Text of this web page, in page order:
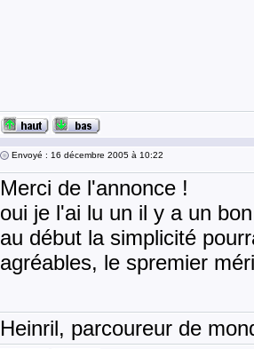
Envoyé : 16 décembre 2005 à 10:22
Merci de l'annonce !
oui je l'ai lu un il y a un
au début la simplicité
agréables, le spremier
Heinril, parcoureur de